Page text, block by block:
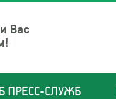
Вас
ПРЕСС-СЛУЖБ